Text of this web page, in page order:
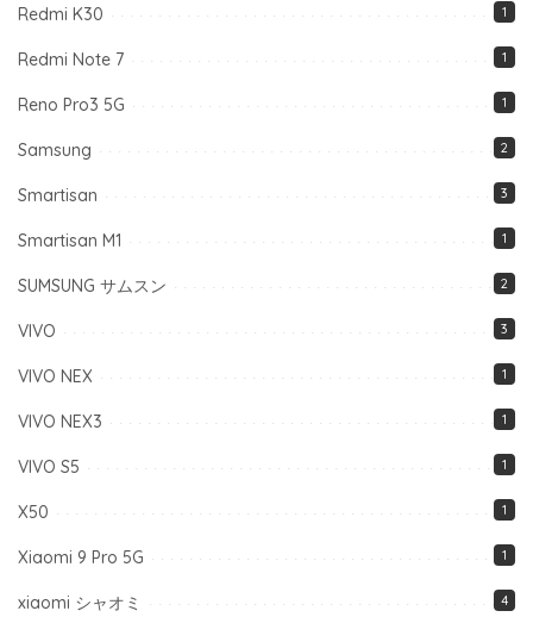
Redmi K30 1
Redmi Note 7 1
Reno Pro3 5G 1
Samsung 2
Smartisan 3
Smartisan M1 1
SUMSUNG サムスン 2
VIVO 3
VIVO NEX 1
VIVO NEX3 1
VIVO S5 1
X50 1
Xiaomi 9 Pro 5G 1
xiaomi シャオミ 4